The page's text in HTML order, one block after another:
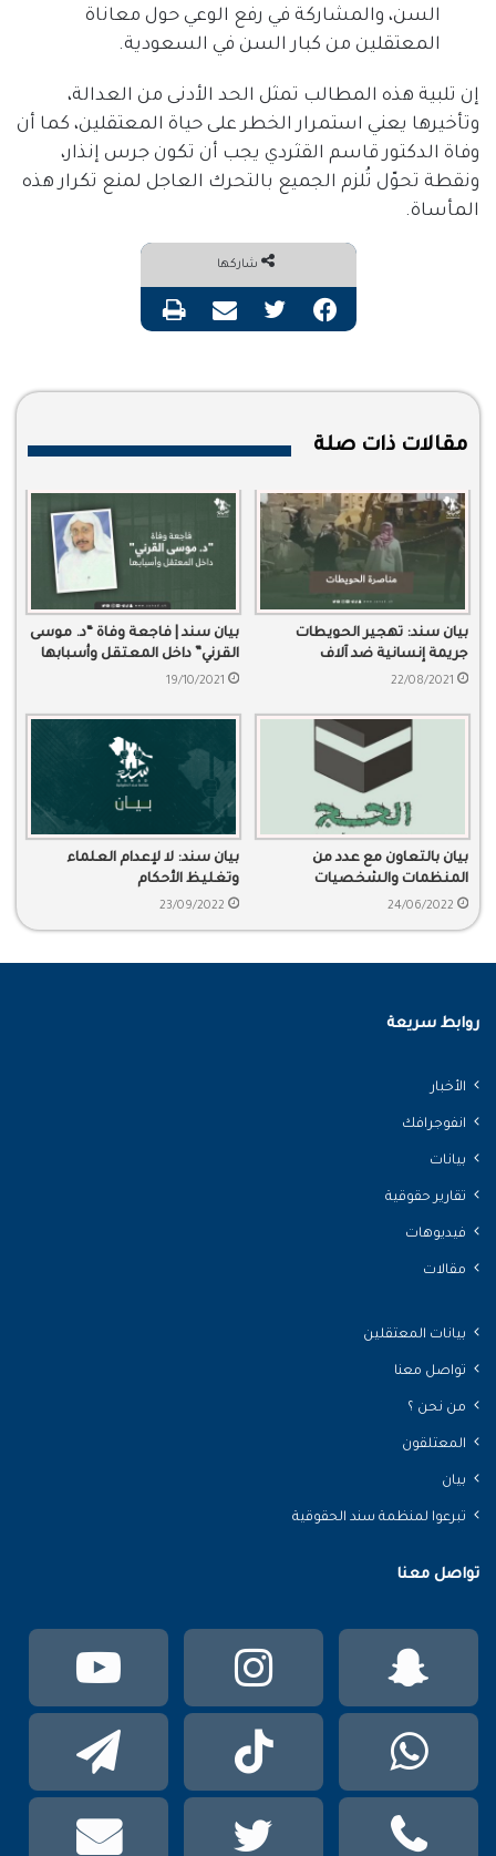
السن، والمشاركة في رفع الوعي حول معاناة
المعتقلين من كبار السن في السعودية.
إن تلبية هذه المطالب تمثل الحد الأدنى من العدالة،
وتأخيرها يعني استمرار الخطر على حياة المعتقلين، كما أن
وفاة الدكتور قاسم القثردي يجب أن تكون جرس إنذار،
ونقطة تحوّل تُلزم الجميع بالتحرك العاجل لمنع تكرار هذه
المأساة.
شاركها
فيسبوك تويتر مشاركة عبر البريد طباعة
مقالات ذات صلة
بيان سند: تهجير الحويطات
جريمة إنسانية ضد آلاف
المواطنين
22/08/2021
بيان سند | فاجعة وفاة “د. موسى
القرني” داخل المعتقل وأسبابها
19/10/2021
بيان بالتعاون مع عدد من
المنظمات والشخصيات
الحقوقية والإسلامية
24/06/2022
بيان سند: لا لإعدام العلماء
وتغليظ الأحكام
23/09/2022
روابط سريعة
الأخبار
انفوجرافك
بيانات
تقارير حقوقية
فيديوهات
مقالات
بيانات المعتقلين
تواصل معنا
من نحن ؟
المعتلقون
بيان
تبرعوا لمنظمة سند الحقوقية
تواصل معنا
انستقرام
سناب
TikTok
واتساب
phone